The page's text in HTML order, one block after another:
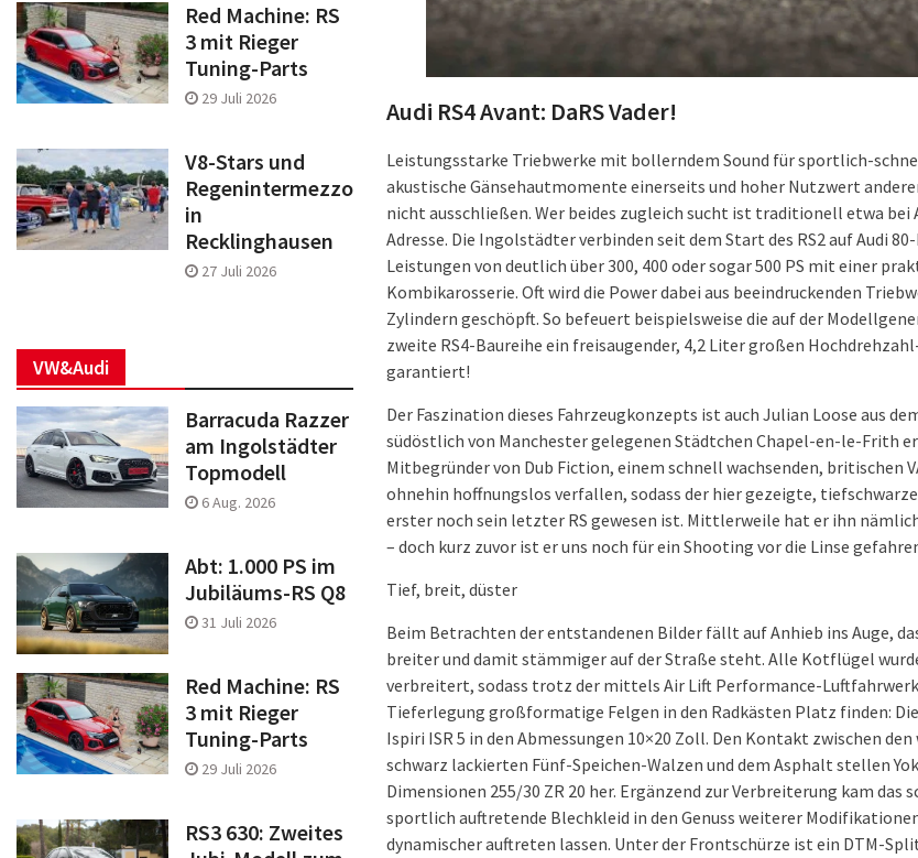
Audi RS4 Avant: DaRS Vader!
Leistungsstarke Triebwerke mit bollerndem Sound für sportlich-
akustische Gänsehautmomente einerseits und hoher Nutzwert
nicht ausschließen. Wer beides zugleich sucht ist traditionell etwa bei
Adresse. Die Ingolstädter verbinden seit dem Start des RS2 auf Audi
Leistungen von deutlich über 300, 400 oder sogar 500 PS mit einer
Kombikarosserie. Oft wird die Power dabei aus beeindruckenden
Zylindern geschöpft. So befeuert beispielsweise die auf der
zweite RS4-Baureihe ein freisaugender, 4,2 Liter großen
garantiert!
Der Faszination dieses Fahrzeugkonzepts ist auch Julian Loose aus
südöstlich von Manchester gelegenen Städtchen Chapel-en-le-Frith
Mitbegründer von Dub Fiction, einem schnell wachsenden, britischen
ohnehin hoffnungslos verfallen, sodass der hier gezeigte,
erster noch sein letzter RS gewesen ist. Mittlerweile hat er ihn
– doch kurz zuvor ist er uns noch für ein Shooting vor die Linse
Tief, breit, düster
Beim Betrachten der entstandenen Bilder fällt auf Anhieb ins Auge,
breiter und damit stämmiger auf der Straße steht. Alle Kotflügel
verbreitert, sodass trotz der mittels Air Lift Performance-
Tieferlegung großformatige Felgen in den Radkästen Platz finden:
Ispiri ISR 5 in den Abmessungen 10×20 Zoll. Den Kontakt zwischen den
schwarz lackierten Fünf-Speichen-Walzen und dem Asphalt stellen
Dimensionen 255/30 ZR 20 her. Ergänzend zur Verbreiterung kam das
sportlich auftretende Blechkleid in den Genuss weiterer
dynamischer auftreten lassen. Unter der Frontschürze ist ein DTM-
Red Machine: RS
3 mit Rieger
Tuning-Parts
29 Juli 2026
V8-Stars und
Regenintermezzo
in
Recklinghausen
27 Juli 2026
VW&Audi
Barracuda Razzer
am Ingolstädter
Topmodell
6 Aug. 2026
Abt: 1.000 PS im
Jubiläums-RS Q8
31 Juli 2026
Red Machine: RS
3 mit Rieger
Tuning-Parts
29 Juli 2026
RS3 630: Zweites